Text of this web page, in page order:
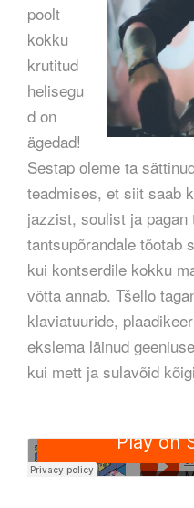
poolt
kokku
krutitud
helisegu
d on
ägedad!
Sestap oleme ta
teadmises, et siit saab
jazzist, soulist ja
tantsupõrandale tõotab
kui kontserdile kokku
võtta annab. Tšello
klaviatuuride,
ekslema läinud
kui mett ja sulavõid